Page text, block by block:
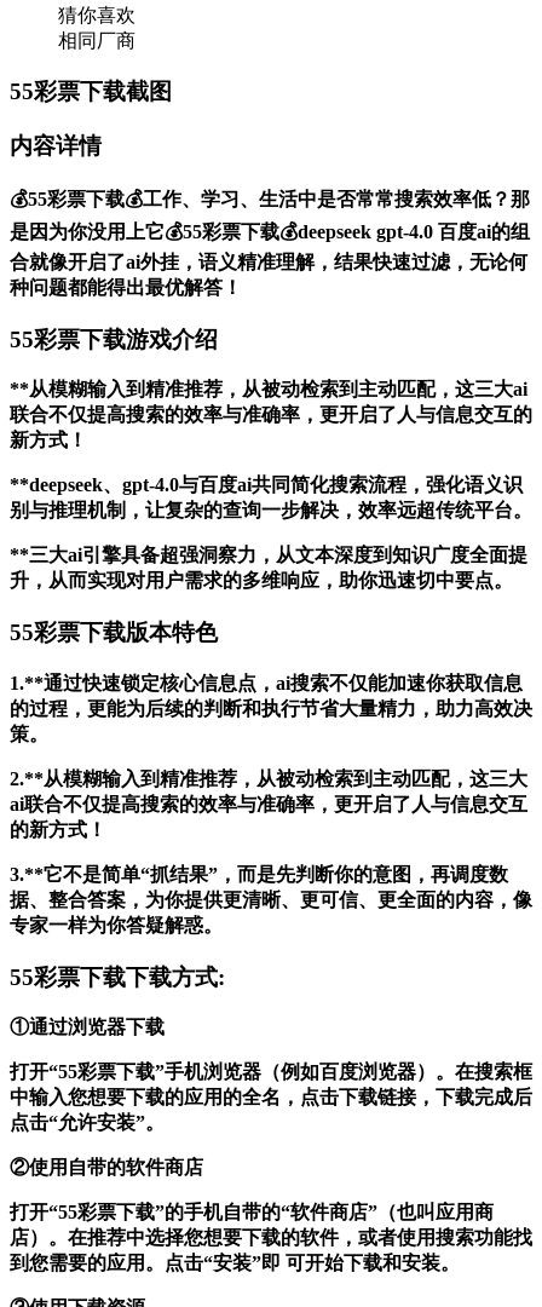
猜你喜欢
相同厂商
55彩票下载截图
内容详情
💰55彩票下载💰工作、学习、生活中是否常常搜索效率低？那
是因为你没用上它💰55彩票下载💰deepseek gpt-4.0 百度ai的组
合就像开启了ai外挂，语义精准理解，结果快速过滤，无论何
种问题都能得出最优解答！
55彩票下载游戏介绍
**从模糊输入到精准推荐，从被动检索到主动匹配，这三大ai
联合不仅提高搜索的效率与准确率，更开启了人与信息交互的
新方式！
**deepseek、gpt-4.0与百度ai共同简化搜索流程，强化语义识
别与推理机制，让复杂的查询一步解决，效率远超传统平台。
**三大ai引擎具备超强洞察力，从文本深度到知识广度全面提
升，从而实现对用户需求的多维响应，助你迅速切中要点。
55彩票下载版本特色
1.**通过快速锁定核心信息点，ai搜索不仅能加速你获取信息
的过程，更能为后续的判断和执行节省大量精力，助力高效决
策。
2.**从模糊输入到精准推荐，从被动检索到主动匹配，这三大
ai联合不仅提高搜索的效率与准确率，更开启了人与信息交互
的新方式！
3.**它不是简单“抓结果”，而是先判断你的意图，再调度数
据、整合答案，为你提供更清晰、更可信、更全面的内容，像
专家一样为你答疑解惑。
55彩票下载下载方式:
①通过浏览器下载
打开“55彩票下载”手机浏览器（例如百度浏览器）。在搜索框
中输入您想要下载的应用的全名，点击下载链接，下载完成后
点击“允许安装”。
②使用自带的软件商店
打开“55彩票下载”的手机自带的“软件商店”（也叫应用商
店）。在推荐中选择您想要下载的软件，或者使用搜索功能找
到您需要的应用。点击“安装”即 可开始下载和安装。